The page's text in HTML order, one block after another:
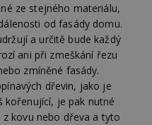
ze stejného materiálu,
od fasády domu.
a určitě bude každý
ani při zmeškání řezu
zmíněné fasády.
dřevin, jako je
kořenující, je pak nutné
kovu nebo dřeva a tyto